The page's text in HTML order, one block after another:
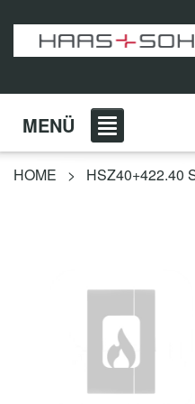
MENÜ
HOME > HSZ40+422.40